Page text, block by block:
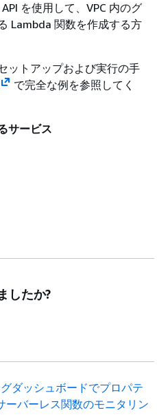
を使用して、VPC 内のグ
Lambda 関数を作成する方
ットアップおよび実行の手
で完全な例を参照してく
サービス
したか?
ダッシュボードでプロパテ
ーバーレス関数のモニタリン